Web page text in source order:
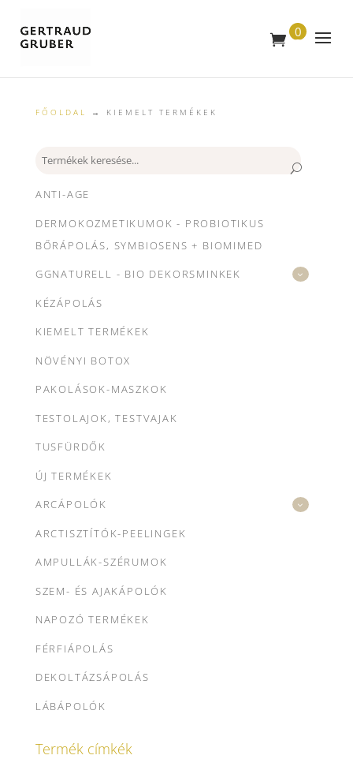
0
T
M
FŐOLDAL → KIEMELT TERMÉKEK
Keresés
ANTI-AGE
DERMOKOZMETIKUMOK - PROBIOTIKUS
BŐRÁPOLÁS, SYMBIOSENS + BIOMIMED
GGNATURELL - BIO DEKORSMINKEK
KÉZÁPOLÁS
KIEMELT TERMÉKEK
NÖVÉNYI BOTOX
PAKOLÁSOK-MASZKOK
TESTOLAJOK, TESTVAJAK
TUSFÜRDŐK
ÚJ TERMÉKEK
ARCÁPOLÓK
ARCTISZTÍTÓK-PEELINGEK
AMPULLÁK-SZÉRUMOK
SZEM- ÉS AJAKÁPOLÓK
NAPOZÓ TERMÉKEK
FÉRFIÁPOLÁS
DEKOLTÁZSÁPOLÁS
LÁBÁPOLÓK
Termék címkék